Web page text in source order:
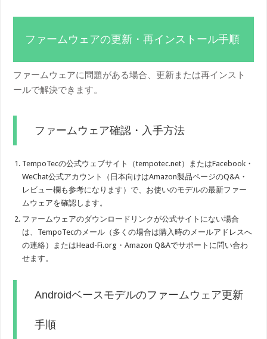
ファームウェアの更新・再インストール手順
ファームウェアに問題がある場合、更新または再インスト
ールで解決できます。
ファームウェア確認・入手方法
TempoTecの公式ウェブサイト（tempotec.net）またはFacebook・
WeChat公式アカウント（日本向けはAmazon製品ページのQ&A・
レビュー欄も参考になります）で、お使いのモデルの最新ファー
ムウェアを確認します。
ファームウェアのダウンロードリンクが公式サイトにない場合
は、TempoTecのメール（多くの場合は購入時のメールアドレスへ
の連絡）またはHead-Fi.org・Amazon Q&Aでサポートに問い合わ
せます。
Androidベースモデルのファームウェア更新
手順